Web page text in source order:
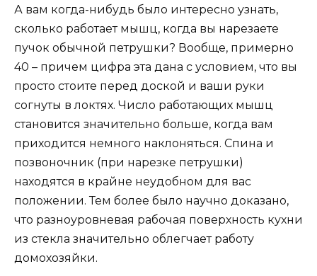
А вам когда-нибудь было интересно узнать,
сколько работает мышц, когда вы нарезаете
пучок обычной петрушки? Вообще, примерно
40 – причем цифра эта дана с условием, что вы
просто стоите перед доской и ваши руки
согнуты в локтях. Число работающих мышц
становится значительно больше, когда вам
приходится немного наклоняться. Спина и
позвоночник (при нарезке петрушки)
находятся в крайне неудобном для вас
положении. Тем более было научно доказано,
что разноуровневая рабочая поверхность кухни
из стекла значительно облегчает работу
домохозяйки.